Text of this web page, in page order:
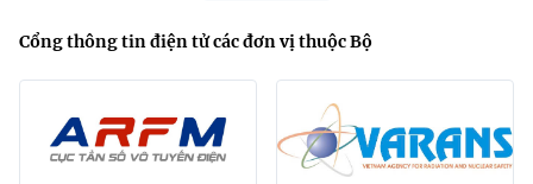
Cổng thông tin điện tử các đơn vị thuộc Bộ